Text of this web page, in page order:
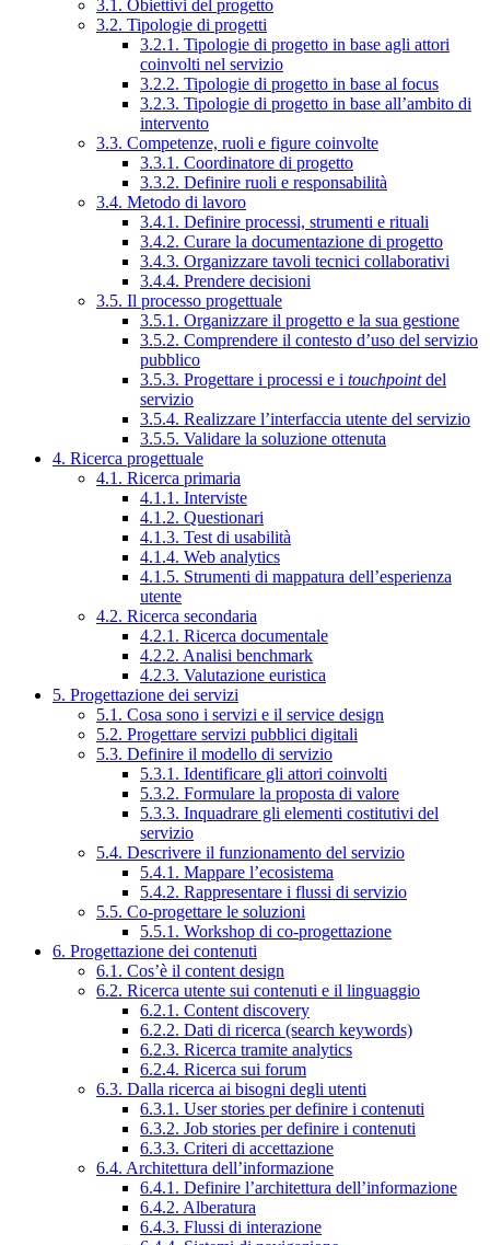
3.1. Obiettivi del progetto
3.2. Tipologie di progetti
3.2.1. Tipologie di progetto in base agli attori
coinvolti nel servizio
3.2.2. Tipologie di progetto in base al focus
3.2.3. Tipologie di progetto in base all’ambito di
intervento
3.3. Competenze, ruoli e figure coinvolte
3.3.1. Coordinatore di progetto
3.3.2. Definire ruoli e responsabilità
3.4. Metodo di lavoro
3.4.1. Definire processi, strumenti e rituali
3.4.2. Curare la documentazione di progetto
3.4.3. Organizzare tavoli tecnici collaborativi
3.4.4. Prendere decisioni
3.5. Il processo progettuale
3.5.1. Organizzare il progetto e la sua gestione
3.5.2. Comprendere il contesto d’uso del servizio
pubblico
3.5.3. Progettare i processi e i touchpointdel
servizio
3.5.4. Realizzare l’interfaccia utente del servizio
3.5.5. Validare la soluzione ottenuta
4. Ricerca progettuale
4.1. Ricerca primaria
4.1.1. Interviste
4.1.2. Questionari
4.1.3. Test di usabilità
4.1.4. Web analytics
4.1.5. Strumenti di mappatura dell’esperienza
utente
4.2. Ricerca secondaria
4.2.1. Ricerca documentale
4.2.2. Analisi benchmark
4.2.3. Valutazione euristica
5. Progettazione dei servizi
5.1. Cosa sono i servizi e il service design
5.2. Progettare servizi pubblici digitali
5.3. Definire il modello di servizio
5.3.1. Identificare gli attori coinvolti
5.3.2. Formulare la proposta di valore
5.3.3. Inquadrare gli elementi costitutivi del
servizio
5.4. Descrivere il funzionamento del servizio
5.4.1. Mappare l’ecosistema
5.4.2. Rappresentare i flussi di servizio
5.5. Co-progettare le soluzioni
5.5.1. Workshop di co-progettazione
6. Progettazione dei contenuti
6.1. Cos’è il content design
6.2. Ricerca utente sui contenuti e il linguaggio
6.2.1. Content discovery
6.2.2. Dati di ricerca (search keywords)
6.2.3. Ricerca tramite analytics
6.2.4. Ricerca sui forum
6.3. Dalla ricerca ai bisogni degli utenti
6.3.1. User stories per definire i contenuti
6.3.2. Job stories per definire i contenuti
6.3.3. Criteri di accettazione
6.4. Architettura dell’informazione
6.4.1. Definire l’architettura dell’informazione
6.4.2. Alberatura
6.4.3. Flussi di interazione